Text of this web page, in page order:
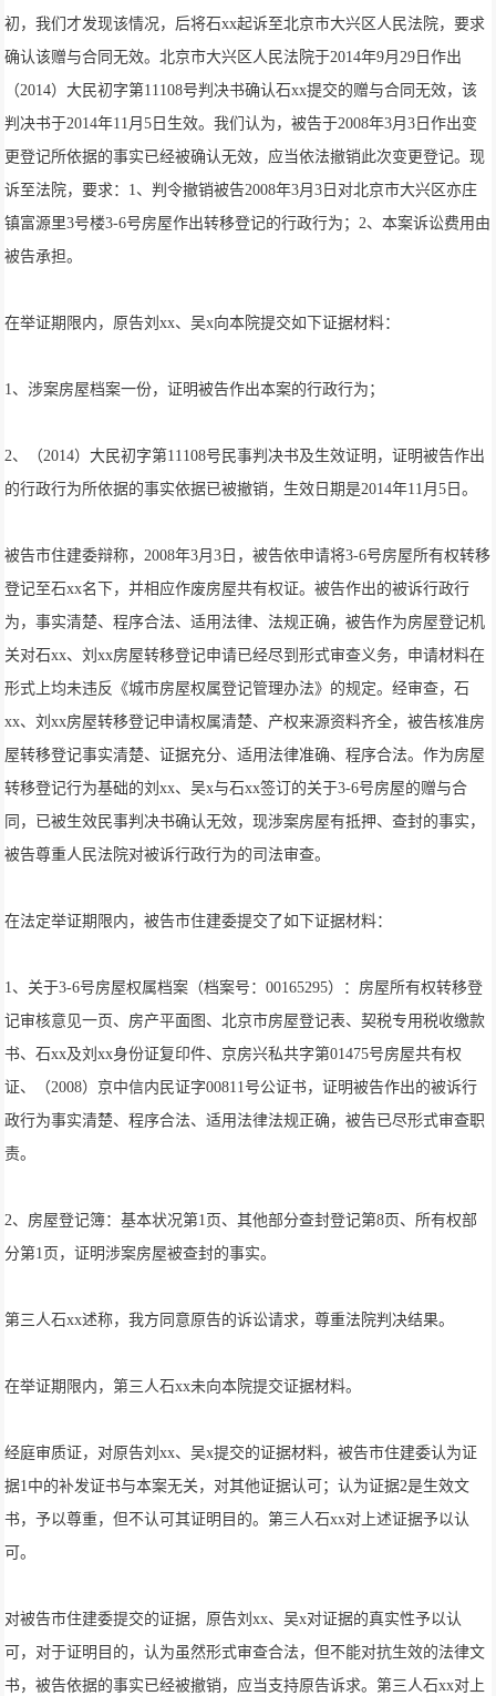
初，我们才发现该情况，后将石xx起诉至北京市大兴区人民法院，要求
确认该赠与合同无效。北京市大兴区人民法院于2014年9月29日作出
（2014）大民初字第11108号判决书确认石xx提交的赠与合同无效，该
判决书于2014年11月5日生效。我们认为，被告于2008年3月3日作出变
更登记所依据的事实已经被确认无效，应当依法撤销此次变更登记。现
诉至法院，要求：1、判令撤销被告2008年3月3日对北京市大兴区亦庄
镇富源里3号楼3-6号房屋作出转移登记的行政行为；2、本案诉讼费用由
被告承担。
在举证期限内，原告刘xx、吴x向本院提交如下证据材料：
1、涉案房屋档案一份，证明被告作出本案的行政行为；
2、（2014）大民初字第11108号民事判决书及生效证明，证明被告作出
的行政行为所依据的事实依据已被撤销，生效日期是2014年11月5日。
被告市住建委辩称，2008年3月3日，被告依申请将3-6号房屋所有权转移
登记至石xx名下，并相应作废房屋共有权证。被告作出的被诉行政行
为，事实清楚、程序合法、适用法律、法规正确，被告作为房屋登记机
关对石xx、刘xx房屋转移登记申请已经尽到形式审查义务，申请材料在
形式上均未违反《城市房屋权属登记管理办法》的规定。经审查，石
xx、刘xx房屋转移登记申请权属清楚、产权来源资料齐全，被告核准房
屋转移登记事实清楚、证据充分、适用法律准确、程序合法。作为房屋
转移登记行为基础的刘xx、吴x与石xx签订的关于3-6号房屋的赠与合
同，已被生效民事判决书确认无效，现涉案房屋有抵押、查封的事实，
被告尊重人民法院对被诉行政行为的司法审查。
在法定举证期限内，被告市住建委提交了如下证据材料：
1、关于3-6号房屋权属档案（档案号：00165295）：房屋所有权转移登
记审核意见一页、房产平面图、北京市房屋登记表、契税专用税收缴款
书、石xx及刘xx身份证复印件、京房兴私共字第01475号房屋共有权
证、（2008）京中信内民证字00811号公证书，证明被告作出的被诉行
政行为事实清楚、程序合法、适用法律法规正确，被告已尽形式审查职
责。
2、房屋登记簿：基本状况第1页、其他部分查封登记第8页、所有权部
分第1页，证明涉案房屋被查封的事实。
第三人石xx述称，我方同意原告的诉讼请求，尊重法院判决结果。
在举证期限内，第三人石xx未向本院提交证据材料。
经庭审质证，对原告刘xx、吴x提交的证据材料，被告市住建委认为证
据1中的补发证书与本案无关，对其他证据认可；认为证据2是生效文
书，予以尊重，但不认可其证明目的。第三人石xx对上述证据予以认
可。
对被告市住建委提交的证据，原告刘xx、吴x对证据的真实性予以认
可，对于证明目的，认为虽然形式审查合法，但不能对抗生效的法律文
书，被告依据的事实已经被撤销，应当支持原告诉求。第三人石xx对上